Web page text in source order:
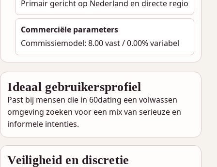
Primair gericht op Nederland en directe regio
Commerciële parameters
Commissiemodel: 8.00 vast / 0.00% variabel
Ideaal gebruikersprofiel
Past bij mensen die in 60dating een volwassen
omgeving zoeken voor een mix van serieuze en
informele intenties.
Veiligheid en discretie